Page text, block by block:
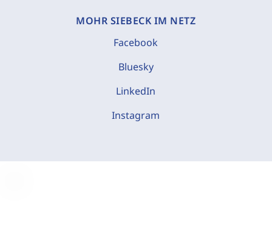
MOHR SIEBECK IM NETZ
Facebook
Bluesky
LinkedIn
Instagram